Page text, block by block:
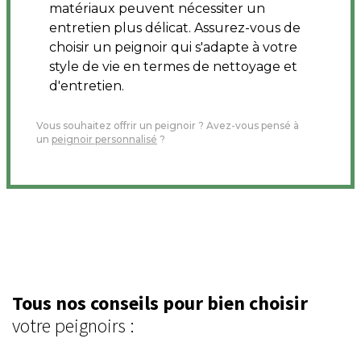
matériaux peuvent nécessiter un
entretien plus délicat. Assurez-vous de
choisir un peignoir qui s'adapte à votre
style de vie en termes de nettoyage et
d'entretien.
Vous souhaitez offrir un peignoir ? Avez-vous pensé à
un peignoir personnalisé ?
Tous nos conseils pour bien choisir
votre peignoirs :